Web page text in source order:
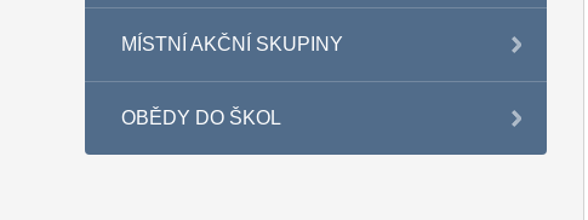
MÍSTNÍ AKČNÍ SKUPINY
OBĚDY DO ŠKOL